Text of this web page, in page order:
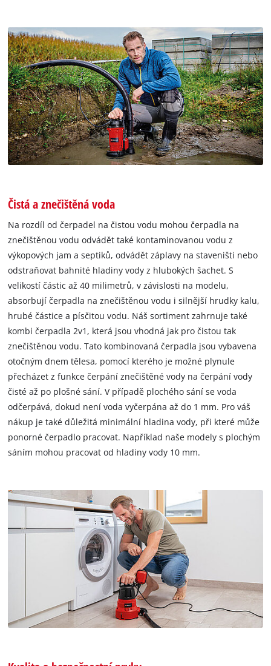
Čistá a znečištěná voda
Na rozdíl od čerpadel na čistou vodu mohou čerpadla na
znečištěnou vodu odvádět také kontaminovanou vodu z
výkopových jam a septiků, odvádět záplavy na staveništi nebo
odstraňovat bahnité hladiny vody z hlubokých šachet. S
velikostí částic až 40 milimetrů, v závislosti na modelu,
absorbují čerpadla na znečištěnou vodu i silnější hrudky kalu,
hrubé částice a písčitou vodu. Náš sortiment zahrnuje také
kombi čerpadla 2v1, která jsou vhodná jak pro čistou tak
znečištěnou vodu. Tato kombinovaná čerpadla jsou vybavena
otočným dnem tělesa, pomocí kterého je možné plynule
přecházet z funkce čerpání znečištěné vody na čerpání vody
čisté až po plošné sání. V případě plochého sání se voda
odčerpává, dokud není voda vyčerpána až do 1 mm. Pro váš
nákup je také důležitá minimální hladina vody, při které může
ponorné čerpadlo pracovat. Například naše modely s plochým
sáním mohou pracovat od hladiny vody 10 mm.